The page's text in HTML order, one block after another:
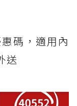
碼，適用內
送